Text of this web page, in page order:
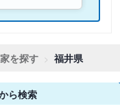
を探す 福井県
ら検索